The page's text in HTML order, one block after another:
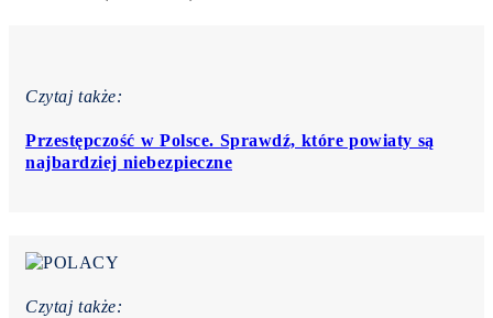
Czytaj także:
Przestępczość w Polsce. Sprawdź, które powiaty są
najbardziej niebezpieczne
Czytaj także: